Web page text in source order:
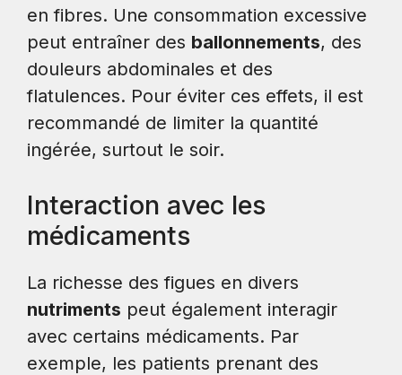
en fibres. Une consommation excessive
peut entraîner des ballonnements, des
douleurs abdominales et des
flatulences. Pour éviter ces effets, il est
recommandé de limiter la quantité
ingérée, surtout le soir.
Interaction avec les
médicaments
La richesse des figues en divers
nutriments peut également interagir
avec certains médicaments. Par
exemple, les patients prenant des